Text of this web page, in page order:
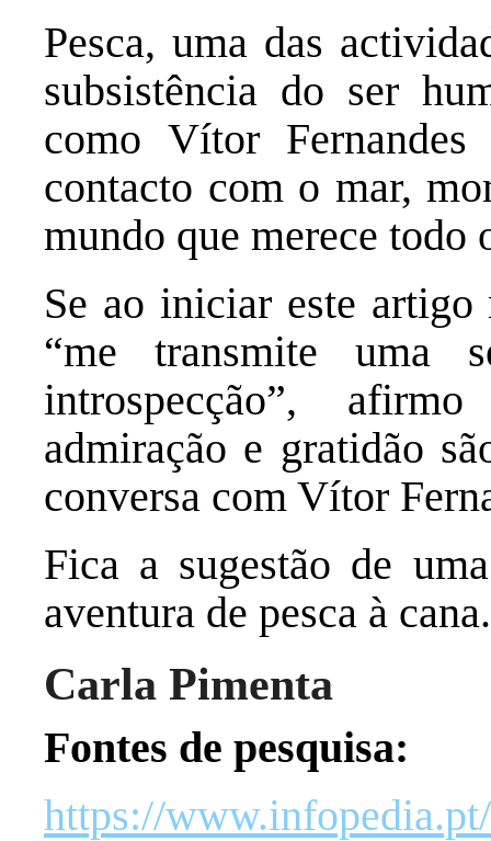
Pesca, uma das
subsistência do ser
como Vítor
contacto com o mar,
mundo que merece todo
Se ao iniciar este artigo
“me transmite uma
introspecção”,
admiração e gratidão
conversa com Vítor
Fica a sugestão de
aventura de pesca à
Carla Pimenta
Fontes de pesquisa:
https://